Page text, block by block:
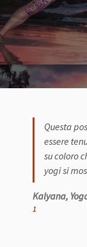
Questa
essere
su coloro
yogi si
Kalyana,
1